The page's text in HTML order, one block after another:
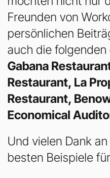
Freunden von
persönlichen
auch die
Gabana
Restaurant, La
Restaurant,
Economical
Und vielen Dank
besten Beispiele